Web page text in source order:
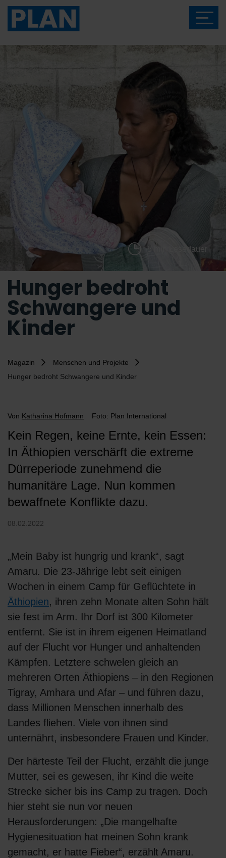
5 min Lesedauer
Hunger bedroht
Schwangere und
Kinder
Magazin
Menschen und Projekte
Hunger bedroht Schwangere und Kinder
Von Katharina Hofmann Foto: Plan International
Kein Regen, keine Ernte, kein Essen:
In Äthiopien verschärft die extreme
Dürreperiode zunehmend die
humanitäre Lage. Nun kommen
bewaffnete Konflikte dazu.
08.02.2022
„Mein Baby ist hungrig und krank“, sagt
Amaru. Die 23-Jährige lebt seit einigen
Wochen in einem Camp für Geflüchtete in
Äthiopien, ihren zehn Monate alten Sohn hält
sie fest im Arm. Ihr Dorf ist 300 Kilometer
entfernt. Sie ist in ihrem eigenen Heimatland
auf der Flucht vor Hunger und anhaltenden
Kämpfen. Letztere schwelen gleich an
mehreren Orten Äthiopiens – in den Regionen
Tigray, Amhara und Afar – und führen dazu,
dass Millionen Menschen innerhalb des
Landes fliehen. Viele von ihnen sind
unternährt, insbesondere Frauen und Kinder.
Der härteste Teil der Flucht, erzählt die junge
Mutter, sei es gewesen, ihr Kind die weite
Strecke sicher bis ins Camp zu tragen. Doch
hier steht sie nun vor neuen
Herausforderungen: „Die mangelhafte
Hygienesituation hat meinen Sohn krank
gemacht, er hatte Fieber“, erzählt Amaru.